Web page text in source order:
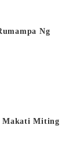
Ng
Makati Miting